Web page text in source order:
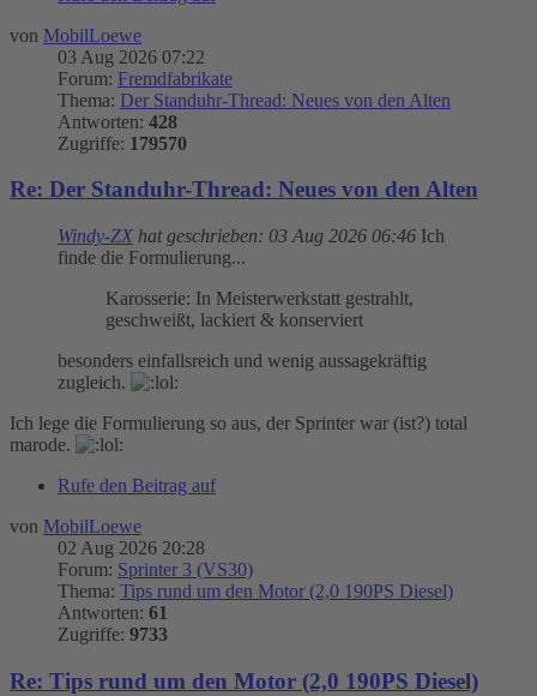
von MobilLoewe
03 Aug 2026 07:22
Forum: Fremdfabrikate
Thema: Der Standuhr-Thread: Neues von den Alten
Antworten: 428
Zugriffe: 179570
Re: Der Standuhr-Thread: Neues von den Alten
Windy-ZX hat geschrieben: 03 Aug 2026 06:46 Ich
finde die Formulierung...
Karosserie: In Meisterwerkstatt gestrahlt,
geschweißt, lackiert & konserviert
besonders einfallsreich und wenig aussagekräftig
zugleich.
Ich lege die Formulierung so aus, der Sprinter war (ist?) total
marode.
Rufe den Beitrag auf
von MobilLoewe
02 Aug 2026 20:28
Forum: Sprinter 3 (VS30)
Thema: Tips rund um den Motor (2,0 190PS Diesel)
Antworten: 61
Zugriffe: 9733
Re: Tips rund um den Motor (2,0 190PS Diesel)